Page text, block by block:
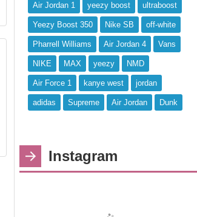
Air Jordan 1 yeezy boost ultraboost
Yeezy Boost 350 Nike SB off-white
Pharrell Williams Air Jordan 4 Vans
NIKE MAX yeezy NMD
Air Force 1 kanye west jordan
adidas Supreme Air Jordan Dunk
Instagram